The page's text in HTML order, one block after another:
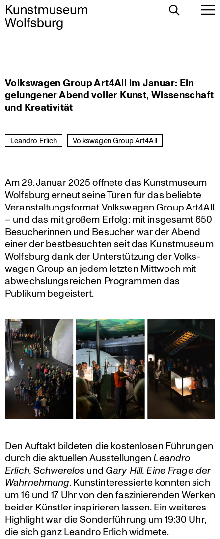
Skip
to
content
Toggle
Volkswagen Group Art4All im Januar: Ein
gelungener Abend voller Kunst, Wissenschaft
und Kreativität
Leandro Erlich Volkswagen Group Art4All
Am 29. Januar 2025 öffnete das Kunst­mu­seum
Wolfsburg erneut seine Türen für das beliebte
Veran­stal­tungs­format Volks­wagen Group Art4All
– und das mit großem Erfolg: mit insgesamt 650
Besuche­rinnen und Besucher war der Abend
einer der bestbe­suchten seit das Kunst­mu­seum
Wolfsburg dank der Unter­stüt­zung der Volks­
wagen Group an jedem letzten Mittwoch mit
abwechs­lungs­rei­chen Programmen das
Publikum begeistert.
Den Auftakt bildeten die kosten­losen Führungen
durch die aktuellen Ausstel­lungenLeandro
Erlich. Schwe­relos und Gary Hill. Eine Frage der
Wahrneh­mung. Kunst­in­ter­es­sierte konnten sich
um 16 und 17 Uhr von den faszi­nie­renden Werken
beider Künstler inspi­rieren lassen. Ein weiteres
Highlight war die Sonder­füh­rung um 19:30 Uhr,
die sich ganz Leandro Erlich widmete.